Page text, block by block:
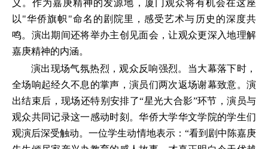
义。作为嘉庚精神的发源地，厦门观众将有机会在这座
以"华侨旗帜"命名的剧院里，感受艺术与历史的深度共
鸣。演出期间还将举办主创见面会，让观众更深入地理解
嘉庚精神的内涵。
演出现场气氛热烈，观众反响强烈。当大幕落下时，
全场响起经久不息的掌声，演员们两次返场谢幕致意。演
出结束后，现场还特别安排了“星光大合影”环节，演员与
观众共同记录这一感动时刻。华侨大学华文学院的学生们
观演后深受触动。一位学生动情地表示：“看到剧中陈嘉庚